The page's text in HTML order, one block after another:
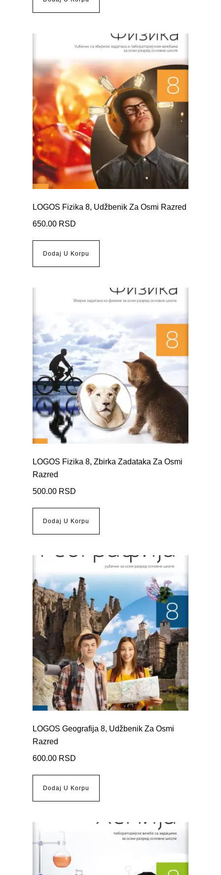
LOGOS Fizika 8, Udžbenik Za Osmi Razred
650.00 RSD
Dodaj U Korpu
LOGOS Fizika 8, Zbirka Zadataka Za Osmi
Razred
500.00 RSD
Dodaj U Korpu
LOGOS Geografija 8, Udžbenik Za Osmi
Razred
600.00 RSD
Dodaj U Korpu